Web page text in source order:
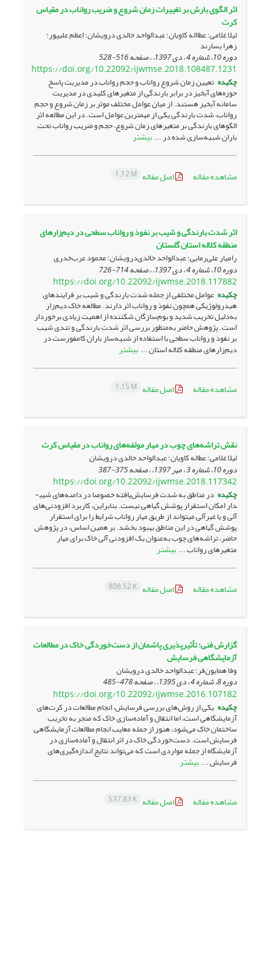
اثر الگوی بارش بر تغییرات زمان شروع و ضریب رواناب در مقیاس
کرت
لیلا غلامی؛ عطااله کاویان؛ عبدالواحد خالدی درویشان؛ اعظم علیپور؛
زهرا بسارند
دوره 10، شماره 4 ، دی 1397، ، صفحه 516-528
https://doi.org/10.22092/ijwmse.2018.108487.1231
چکیده تعیین زمان شروع رواناب و حجم رواناب در مدیریت پاسخ
حوزه‌­های آبخیز در برابر بارندگی از متغیرهای کلیدی در مدیریت
سامانه آبخیز هستند. از میان عوامل مختلف موثر بر زمان شروع و حجم
رواناب، شدت بارندگی یکی از مهمترین عوامل است. در این مطالعه اثر
الگو­های بارندگی بر متغیرهای زمان شروع، حجم و ضریب رواناب تحت
باران شبیه­‌سازی شده در ... بیشتر
مشاهده مقاله اصل مقاله 1.12 M
اثر شدت بارندگی و شیب بر نفوذ و رواناب سطحی در دیم‌زارهای
منطقه کلاله استان گلستان
رامیار علی‌رمایی؛ عبدالواحد خالدی‌درویشان؛ محمود عرب‌خدری
دوره 10، شماره 4 ، دی 1397، ، صفحه 714-726
https://doi.org/10.22092/ijwmse.2018.117882
چکیده عوامل مختلفی از جمله شدت بارندگی و شیب بر فرایندهای
هیدرولوژیکی همچون نفوذ و رواناب اثر دارند. مطالعه خاک دیم‌زار
به‌دلیل تخریب شدید و بوم‌سازگان شکننده از اهمیت زیادی برخوردار
است. پژوهش حاضر به‌منظور بررسی اثر شدت بارندگی و تندی شیب
بر نفوذ و رواناب سطحی با استفاده از شبیه‌ساز باران کامفورست در
دیم‌زارهای منطقه کلاله استان ... بیشتر
مشاهده مقاله اصل مقاله 1.15 M
نقش تراشه‌های چوب در مهار مولفه‌های رواناب در مقیاس کرت
لیلا غلامی؛ عطاله کاویان؛ عبدالواحد خالدی درویشان
دوره 10، شماره 3 ، مهر 1397، ، صفحه 375-387
https://doi.org/10.22092/ijwmse.2018.117342
چکیدهدر مناطق به ‌شدت فرسایش‌­یافته خصوصا در دامنه­‌های شیب­
دار امکان استقرار پوشش گیاهی نیست. بنابراین، کاربرد افزودنی­‌های
آلی و یا غیرآلی می­تواند از طریق مهار رواناب شرایط را برای استقرار
پوشش گیاهی در این مناطق بهبود بخشد. بر همین اساس، در پژوهش
حاضر، تراشه‌­های چوب به‌عنوان یک افزودنی آلی خاک برای مهار
متغیرهای رواناب ... بیشتر
مشاهده مقاله اصل مقاله 808.52 K
گزارش فنی: تأثیرپذیری پاشمان از دست‌خوردگی خاک در مطالعات
آزمایشگاهی فرسایش
وفا همایون‌فر؛ عبدالواحد خالدی درویشان
دوره 8، شماره 4 ، دی 1395، ، صفحه 478-485
https://doi.org/10.22092/ijwmse.2016.107182
چکیده یکی از روش‌­های بررسی فرسایش، انجام مطالعات در کرت­‌های
آزمایشگاهی است، اما انتقال و آماده­‌سازی خاک که منجر به تخریب
ساختمان خاک می‌شود، هنوز از جمله معایب انجام مطالعات آزمایشگاهی
فرسایش است. دست‌خوردگی خاک در اثر انتقال و آماده­‌سازی در
آزمایشگاه از جمله مواردی است که می‌­تواند نتایج اندازه­‌گیری­‌های
فرسایش ... بیشتر
مشاهده مقاله اصل مقاله 537.83 K